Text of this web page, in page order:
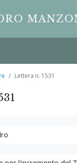
Lettera n. 1531